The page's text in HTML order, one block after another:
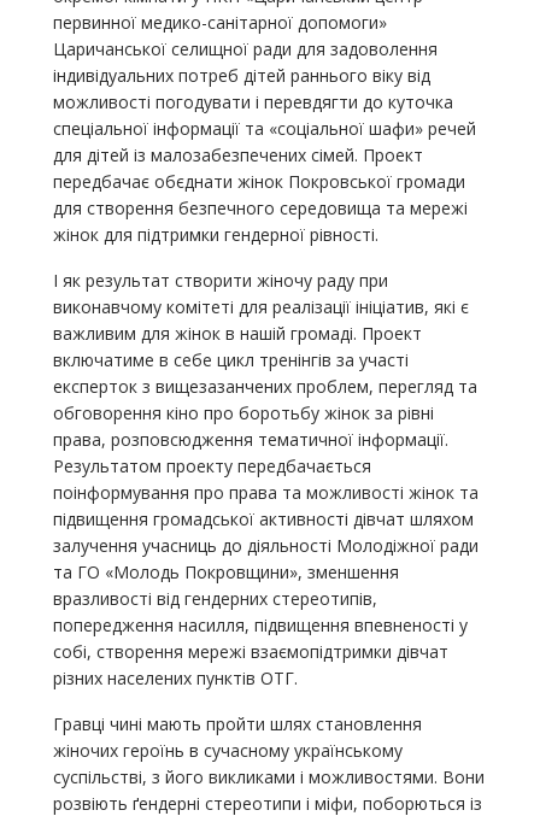
первинної медико-санітарної допомоги»
Царичанської селищної ради для задоволення
індивідуальних потреб дітей раннього віку від
можливості погодувати і перевдягти до куточка
спеціальної інформації та «соціальної шафи» речей
для дітей із малозабезпечених сімей. Проект
передбачає обєднати жінок Покровської громади
для створення безпечного середовища та мережі
жінок для підтримки гендерної рівності.
І як результат створити жіночу раду при
виконавчому комітеті для реалізації ініціатив, які є
важливим для жінок в нашій громаді. Проект
включатиме в себе цикл тренінгів за участі
експерток з вищезазанчених проблем, перегляд та
обговорення кіно про боротьбу жінок за рівні
права, розповсюдження тематичної інформації.
Результатом проекту передбачається
поінформування про права та можливості жінок та
підвищення громадської активності дівчат шляхом
залучення учасниць до діяльності Молодіжної ради
та ГО «Молодь Покровщини», зменшення
вразливості від гендерних стереотипів,
попередження насилля, підвищення впевненості у
собі, створення мережі взаємопідтримки дівчат
різних населених пунктів ОТГ.
Гравці чині мають пройти шлях становлення
жіночих героїнь в сучасному українському
суспільстві, з його викликами і можливостями. Вони
розвіють ґендерні стереотипи і міфи, поборються із